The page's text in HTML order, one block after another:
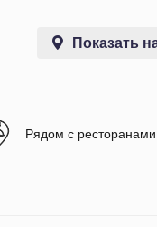
Показать
Рядом с ресторанами